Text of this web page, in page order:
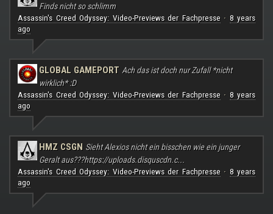
Finds nicht so schlimm
Assassin's Creed Odyssey: Video-Previews der Fachpresse· 8 years
ago
GLOBAL GAMEPORT Ach das ist doch nur Zufall *nicht
wirklich* :D
Assassin's Creed Odyssey: Video-Previews der Fachpresse· 8 years
ago
HMZ CSGN Sieht Alexios nicht ein bisschen wie ein junger
Geralt aus???https://uploads.disquscdn.c...
Assassin's Creed Odyssey: Video-Previews der Fachpresse· 8 years
ago